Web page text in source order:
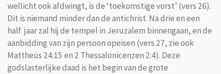
wellicht ook afdwingt, is de ‘toekomstige vorst’ (vers 26).
Dit is niemand minder dan de antichrist. Na drie en een
half jaar zal hij de tempel in Jeruzalem binnengaan, en de
aanbidding van zijn persoon opeisen (vers 27, zie ook
Mattheüs 24:15 en 2 Thessalonicenzen 2:4). Deze
godslasterlijke daad is het begin van de grote